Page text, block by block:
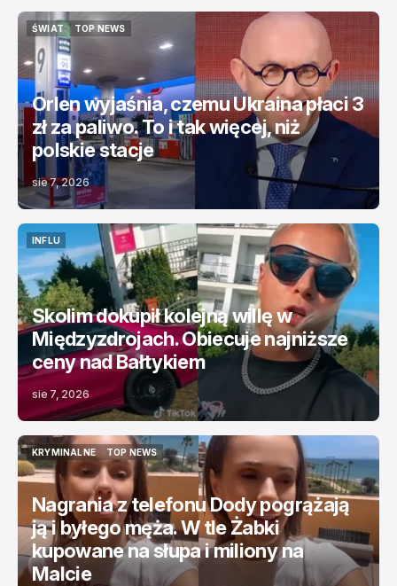
ŚWIAT
ŚWIAT
TOP NEWS
Orlen wyjaśnia, czemu Ukraina płaci 3
zł za paliwo. To i tak więcej, niż
polskie stacje
sie 7, 2026
INFLU
INFLU
Skolim dokupił kolejną willę w
Międzyzdrojach. Obiecuje najniższe
ceny nad Bałtykiem
sie 7, 2026
KRYMINALNE
KRYMINALNE
TOP NEWS
TOP NEWS
Nagrania z telefonu Dody pogrążają
ją i byłego męża. W tle Żabki
kupowane na słupa i miliony na
Malcie